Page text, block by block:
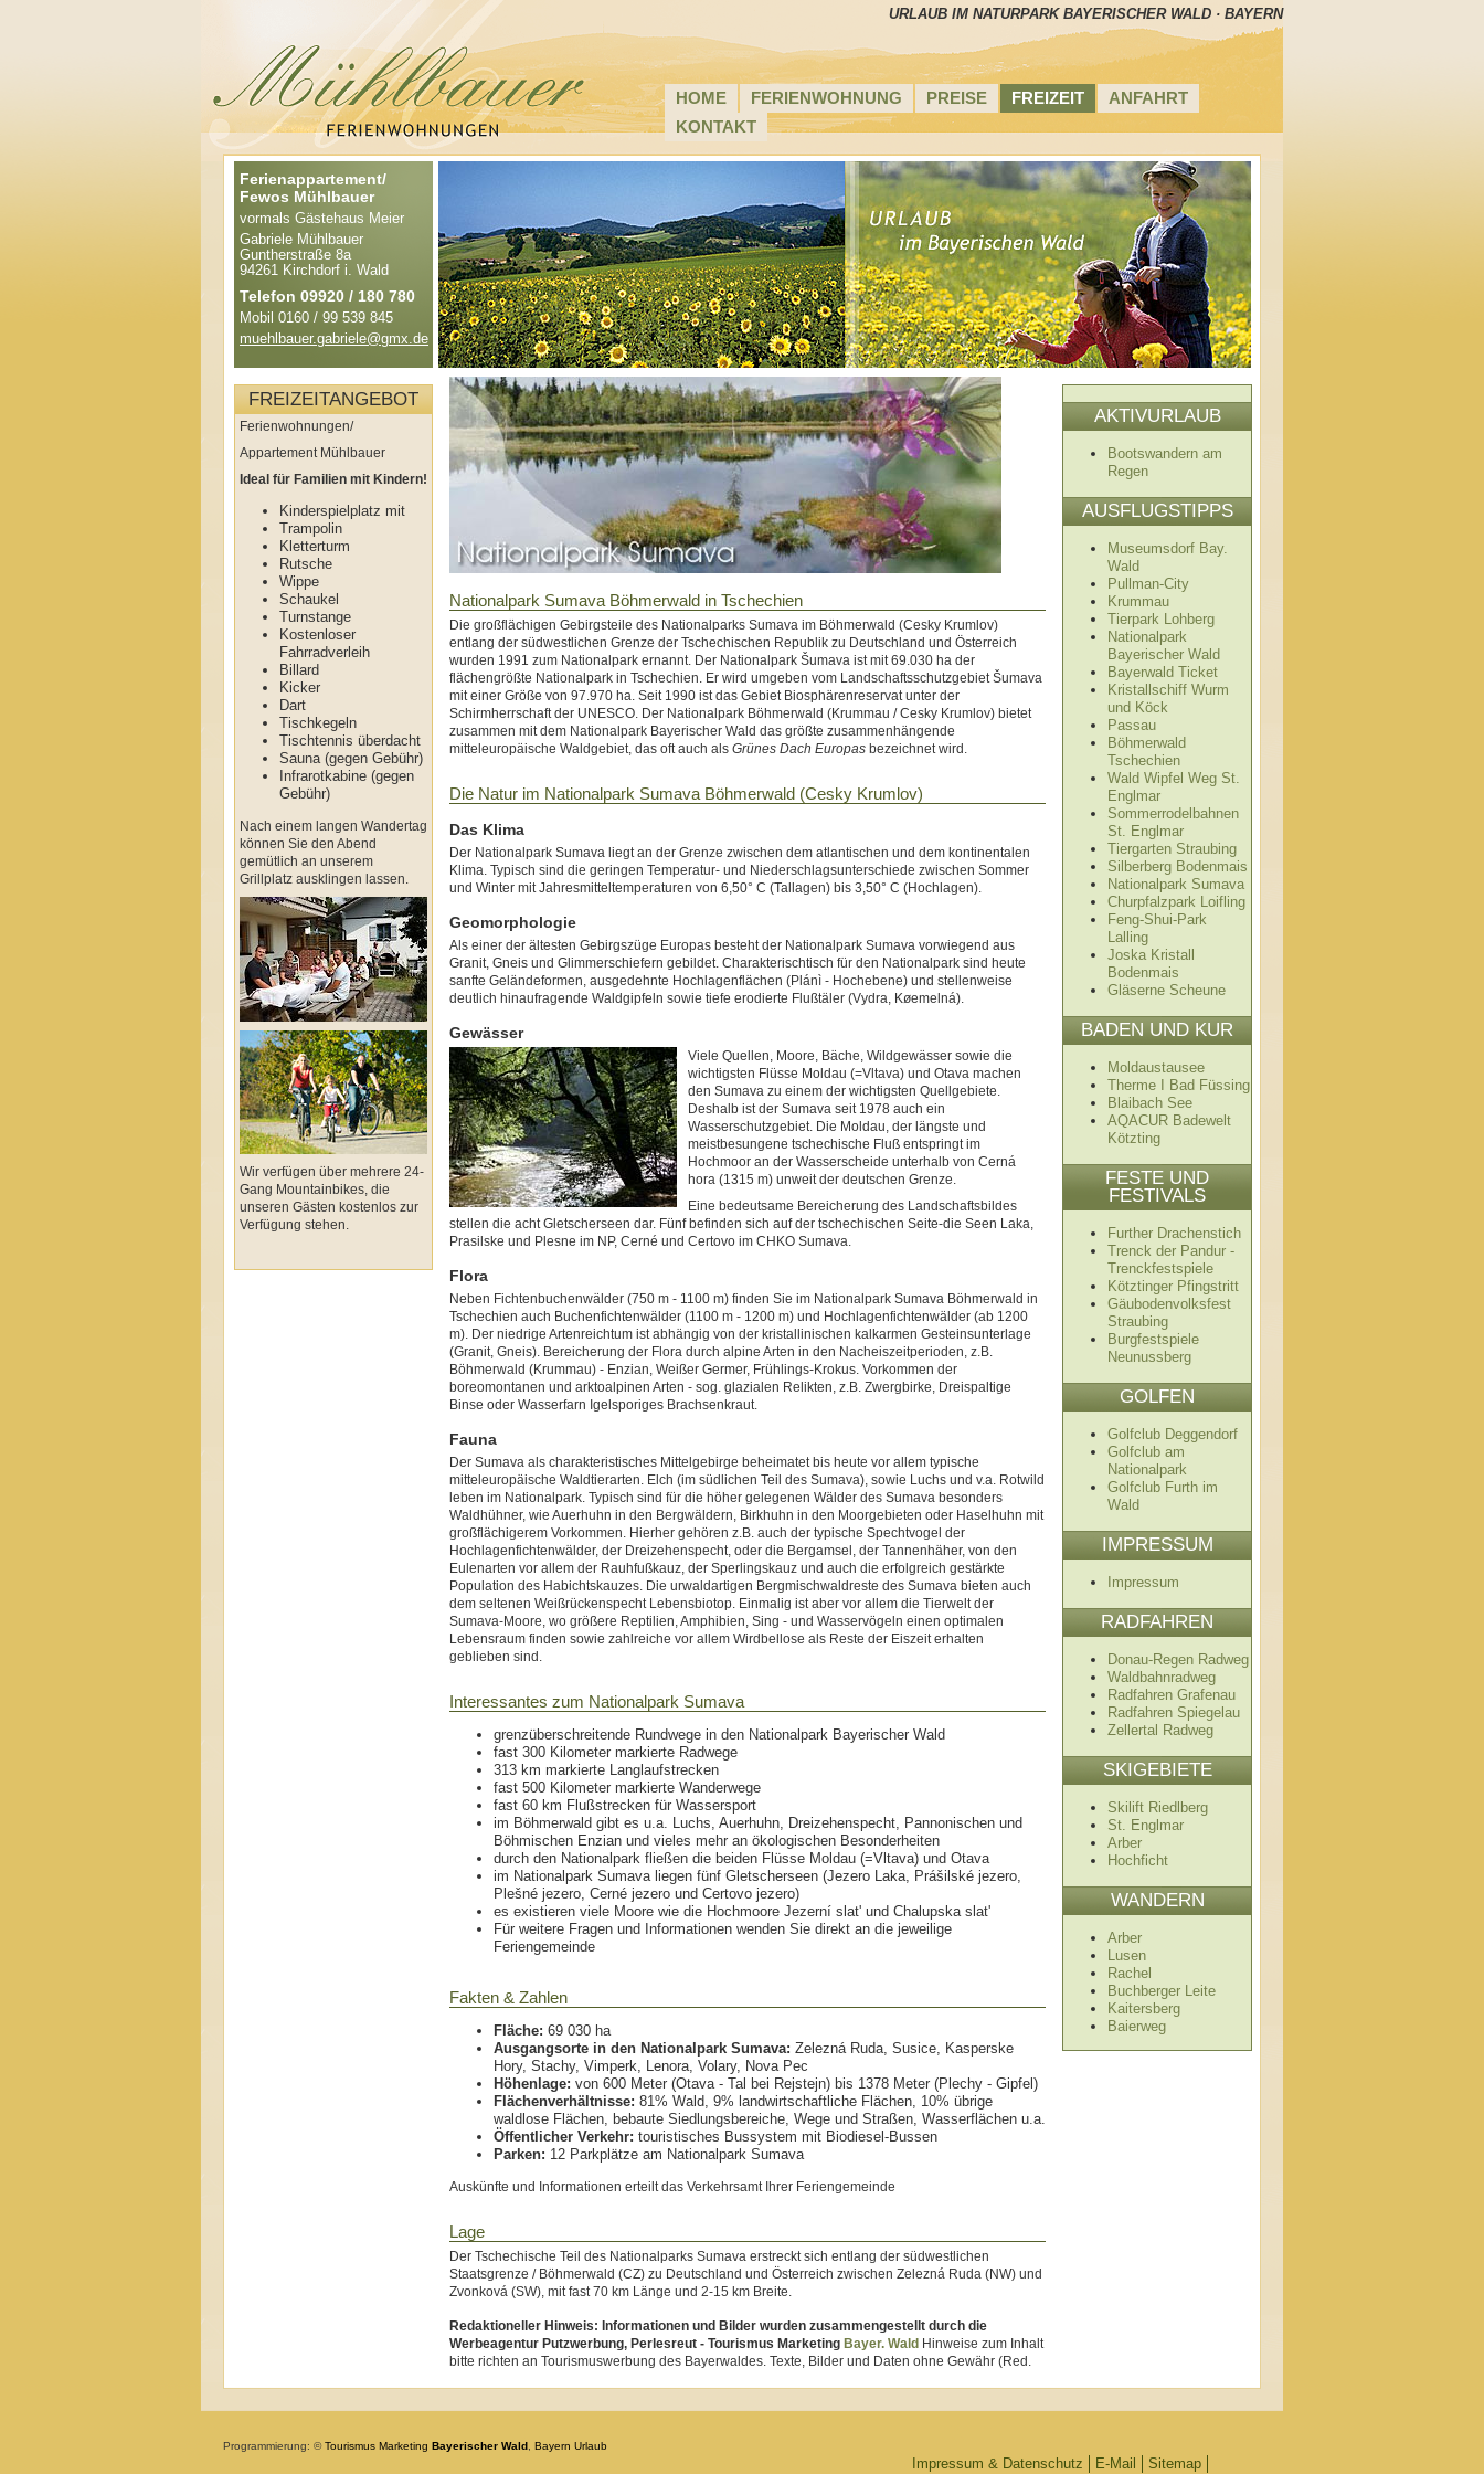
URLAUB IM NATURPARK BAYERISCHER WALD · BAYERN
HOME FERIENWOHNUNG PREISE FREIZEIT
ANFAHRT
KONTAKT
Ferienappartement/
Fewos Mühlbauer
vormals Gästehaus Meier
Gabriele Mühlbauer
Guntherstraße 8a
94261 Kirchdorf i. Wald
Telefon 09920 / 180 780
Mobil 0160 / 99 539 845
muehlbauer.gabriele@gmx.de
FREIZEITANGEBOT
Ferienwohnungen/
Appartement Mühlbauer
Ideal für Familien mit Kindern!
Kinderspielplatz mit
Trampolin
Kletterturm
Rutsche
Wippe
Schaukel
Turnstange
Kostenloser
Fahrradverleih
Billard
Kicker
Dart
Tischkegeln
Tischtennis überdacht
Sauna (gegen Gebühr)
Infrarotkabine (gegen
Gebühr)
Nach einem langen Wandertag
können Sie den Abend
gemütlich an unserem
Grillplatz ausklingen lassen.
Wir verfügen über mehrere 24-
Gang Mountainbikes, die
unseren Gästen kostenlos zur
Verfügung stehen.
Nationalpark Sumava Böhmerwald in Tschechien
Die großflächigen Gebirgsteile des Nationalparks Sumava im Böhmerwald (Cesky Krumlov)
entlang der südwestlichen Grenze der Tschechischen Republik zu Deutschland und Österreich
wurden 1991 zum Nationalpark ernannt. Der Nationalpark Šumava ist mit 69.030 ha der
flächengrößte Nationalpark in Tschechien. Er wird umgeben vom Landschaftsschutzgebiet Šumava
mit einer Größe von 97.970 ha. Seit 1990 ist das Gebiet Biosphärenreservat unter der
Schirmherrschaft der UNESCO. Der Nationalpark Böhmerwald (Krummau / Cesky Krumlov) bietet
zusammen mit dem Nationalpark Bayerischer Wald das größte zusammenhängende
mitteleuropäische Waldgebiet, das oft auch als Grünes Dach Europas bezeichnet wird.
Die Natur im Nationalpark Sumava Böhmerwald (Cesky Krumlov)
Das Klima
Der Nationalpark Sumava liegt an der Grenze zwischen dem atlantischen und dem kontinentalen
Klima. Typisch sind die geringen Temperatur- und Niederschlagsunterschiede zwischen Sommer
und Winter mit Jahresmitteltemperaturen von 6,50° C (Tallagen) bis 3,50° C (Hochlagen).
Geomorphologie
Als einer der ältesten Gebirgszüge Europas besteht der Nationalpark Sumava vorwiegend aus
Granit, Gneis und Glimmerschiefern gebildet. Charakterischtisch für den Nationalpark sind heute
sanfte Geländeformen, ausgedehnte Hochlagenflächen (Plánì - Hochebene) und stellenweise
deutlich hinaufragende Waldgipfeln sowie tiefe erodierte Flußtäler (Vydra, Køemelná).
Gewässer
Viele Quellen, Moore, Bäche, Wildgewässer sowie die
wichtigsten Flüsse Moldau (=Vltava) und Otava machen
den Sumava zu einem der wichtigsten Quellgebiete.
Deshalb ist der Sumava seit 1978 auch ein
Wasserschutzgebiet. Die Moldau, der längste und
meistbesungene tschechische Fluß entspringt im
Hochmoor an der Wasserscheide unterhalb von Cerná
hora (1315 m) unweit der deutschen Grenze.
Eine bedeutsame Bereicherung des Landschaftsbildes
stellen die acht Gletscherseen dar. Fünf befinden sich auf der tschechischen Seite-die Seen Laka,
Prasilske und Plesne im NP, Cerné und Certovo im CHKO Sumava.
Flora
Neben Fichtenbuchenwälder (750 m - 1100 m) finden Sie im Nationalpark Sumava Böhmerwald in
Tschechien auch Buchenfichtenwälder (1100 m - 1200 m) und Hochlagenfichtenwälder (ab 1200
m). Der niedrige Artenreichtum ist abhängig von der kristallinischen kalkarmen Gesteinsunterlage
(Granit, Gneis). Bereicherung der Flora durch alpine Arten in den Nacheiszeitperioden, z.B.
Böhmerwald (Krummau) - Enzian, Weißer Germer, Frühlings-Krokus. Vorkommen der
boreomontanen und arktoalpinen Arten - sog. glazialen Relikten, z.B. Zwergbirke, Dreispaltige
Binse oder Wasserfarn Igelsporiges Brachsenkraut.
Fauna
Der Sumava als charakteristisches Mittelgebirge beheimatet bis heute vor allem typische
mitteleuropäische Waldtierarten. Elch (im südlichen Teil des Sumava), sowie Luchs und v.a. Rotwild
leben im Nationalpark. Typisch sind für die höher gelegenen Wälder des Sumava besonders
Waldhühner, wie Auerhuhn in den Bergwäldern, Birkhuhn in den Moorgebieten oder Haselhuhn mit
großflächigerem Vorkommen. Hierher gehören z.B. auch der typische Spechtvogel der
Hochlagenfichtenwälder, der Dreizehenspecht, oder die Bergamsel, der Tannenhäher, von den
Eulenarten vor allem der Rauhfußkauz, der Sperlingskauz und auch die erfolgreich gestärkte
Population des Habichtskauzes. Die urwaldartigen Bergmischwaldreste des Sumava bieten auch
dem seltenen Weißrückenspecht Lebensbiotop. Einmalig ist aber vor allem die Tierwelt der
Sumava-Moore, wo größere Reptilien, Amphibien, Sing - und Wasservögeln einen optimalen
Lebensraum finden sowie zahlreiche vor allem Wirdbellose als Reste der Eiszeit erhalten
geblieben sind.
Interessantes zum Nationalpark Sumava
grenzüberschreitende Rundwege in den Nationalpark Bayerischer Wald
fast 300 Kilometer markierte Radwege
313 km markierte Langlaufstrecken
fast 500 Kilometer markierte Wanderwege
fast 60 km Flußstrecken für Wassersport
im Böhmerwald gibt es u.a. Luchs, Auerhuhn, Dreizehenspecht, Pannonischen und
Böhmischen Enzian und vieles mehr an ökologischen Besonderheiten
durch den Nationalpark fließen die beiden Flüsse Moldau (=Vltava) und Otava
im Nationalpark Sumava liegen fünf Gletscherseen (Jezero Laka, Prášilské jezero,
Plešné jezero, Cerné jezero und Certovo jezero)
es existieren viele Moore wie die Hochmoore Jezerní slat' und Chalupska slat'
Für weitere Fragen und Informationen wenden Sie direkt an die jeweilige
Feriengemeinde
Fakten & Zahlen
Fläche: 69 030 ha
Ausgangsorte in den Nationalpark Sumava: Zelezná Ruda, Susice, Kasperske
Hory, Stachy, Vimperk, Lenora, Volary, Nova Pec
Höhenlage: von 600 Meter (Otava - Tal bei Rejstejn) bis 1378 Meter (Plechy - Gipfel)
Flächenverhältnisse: 81% Wald, 9% landwirtschaftliche Flächen, 10% übrige
waldlose Flächen, bebaute Siedlungsbereiche, Wege und Straßen, Wasserflächen u.a.
Öffentlicher Verkehr: touristisches Bussystem mit Biodiesel-Bussen
Parken: 12 Parkplätze am Nationalpark Sumava
Auskünfte und Informationen erteilt das Verkehrsamt Ihrer Feriengemeinde
Lage
Der Tschechische Teil des Nationalparks Sumava erstreckt sich entlang der südwestlichen
Staatsgrenze / Böhmerwald (CZ) zu Deutschland und Österreich zwischen Zelezná Ruda (NW) und
Zvonková (SW), mit fast 70 km Länge und 2-15 km Breite.
Redaktioneller Hinweis: Informationen und Bilder wurden zusammengestellt durch die
Werbeagentur Putzwerbung, Perlesreut - Tourismus Marketing Bayer. Wald Hinweise zum Inhalt
bitte richten an Tourismuswerbung des Bayerwaldes. Texte, Bilder und Daten ohne Gewähr (Red.
AKTIVURLAUB
Bootswandern am
Regen
AUSFLUGSTIPPS
Museumsdorf Bay.
Wald
Pullman-City
Krummau
Tierpark Lohberg
Nationalpark
Bayerischer Wald
Bayerwald Ticket
Kristallschiff Wurm
und Köck
Passau
Böhmerwald
Tschechien
Wald Wipfel Weg St.
Englmar
Sommerrodelbahnen
St. Englmar
Tiergarten Straubing
Silberberg Bodenmais
Nationalpark Sumava
Churpfalzpark Loifling
Feng-Shui-Park
Lalling
Joska Kristall
Bodenmais
Gläserne Scheune
BADEN UND KUR
Moldaustausee
Therme I Bad Füssing
Blaibach See
AQACUR Badewelt
Kötzting
FESTE UND
FESTIVALS
Further Drachenstich
Trenck der Pandur -
Trenckfestspiele
Kötztinger Pfingstritt
Gäubodenvolksfest
Straubing
Burgfestspiele
Neunussberg
GOLFEN
Golfclub Deggendorf
Golfclub am
Nationalpark
Golfclub Furth im
Wald
IMPRESSUM
Impressum
RADFAHREN
Donau-Regen Radweg
Waldbahnradweg
Radfahren Grafenau
Radfahren Spiegelau
Zellertal Radweg
SKIGEBIETE
Skilift Riedlberg
St. Englmar
Arber
Hochficht
WANDERN
Arber
Lusen
Rachel
Buchberger Leite
Kaitersberg
Baierweg
Programmierung: ©Tourismus Marketing Bayerischer Wald Bayern Urlaub
Impressum & Datenschutz E-Mail Sitemap